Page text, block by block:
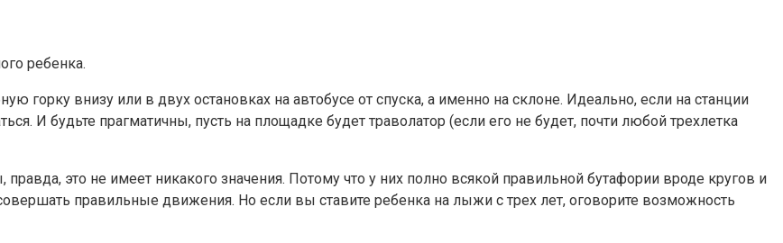
ребенка.
горку внизу или в двух остановках на автобусе от спуска, а именно на склоне. Идеально, если на станции
И будьте прагматичны, пусть на площадке будет траволатор (если его не будет, почти любой трехлетка
это не имеет никакого значения. Потому что у них полно всякой правильной бутафории вроде кругов и
правильные движения. Но если вы ставите ребенка на лыжи с трех лет, оговорите возможность